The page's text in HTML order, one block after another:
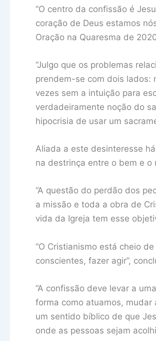
“O centro da confissão é
coração de Deus estamos
Oração na Quaresma de
“Julgo que os problemas
prendem-se com dois lados:
vezes sem a intuição para
verdadeiramente noção do
hipocrisia de usar um
Aliada a este desinteresse
na destrinça entre o bem e o
“A questão do perdão dos
a missão e toda a obra de
vida da Igreja tem esse
“O Cristianismo está cheio
conscientes, fazer agir”,
“A confissão deve levar a
forma como atuamos, mudar
um sentido bíblico de que
onde as pessoas sejam